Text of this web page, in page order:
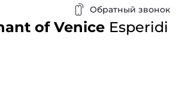
Обратный звонок
of Venice Esperidi